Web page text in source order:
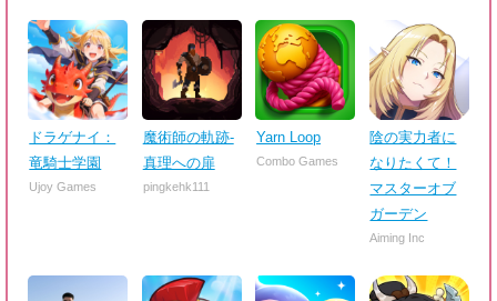
ドラゲナイ：
竜騎士学園
Ujoy Games
魔術師の軌跡-
真理への扉
pingkehk111
Yarn Loop
Combo Games
陰の実力者に
なりたくて！
マスターオブ
ガーデン
Aiming Inc